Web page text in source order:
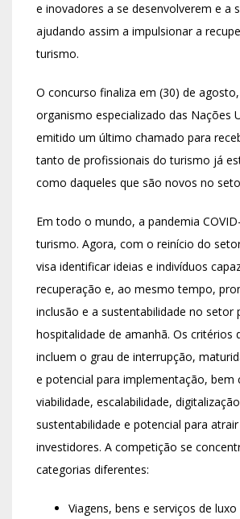
e inovadores a se desenvolverem e a
ajudando assim a impulsionar a
turismo.
O concurso finaliza em (30) de
organismo especializado das Nações
emitido um último chamado para
tanto de profissionais do turismo já
como daqueles que são novos no
Em todo o mundo, a pandemia
turismo. Agora, com o reinício do
visa identificar ideias e indivíduos
recuperação e, ao mesmo tempo,
inclusão e a sustentabilidade no setor
hospitalidade de amanhã. Os critérios
incluem o grau de interrupção,
e potencial para implementação, bem
viabilidade, escalabilidade,
sustentabilidade e potencial para
investidores. A competição se
categorias diferentes:
Viagens, bens e serviços de luxo